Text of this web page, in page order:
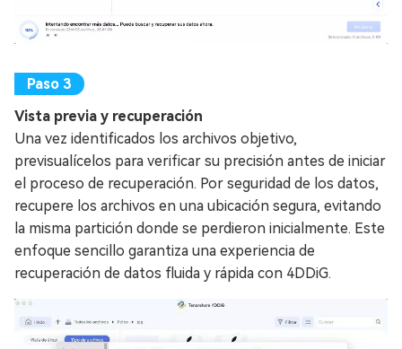
Vista previa y recuperación
Una vez identificados los archivos objetivo,
previsualícelos para verificar su precisión antes de iniciar
el proceso de recuperación. Por seguridad de los datos,
recupere los archivos en una ubicación segura, evitando
la misma partición donde se perdieron inicialmente. Este
enfoque sencillo garantiza una experiencia de
recuperación de datos fluida y rápida con 4DDiG.